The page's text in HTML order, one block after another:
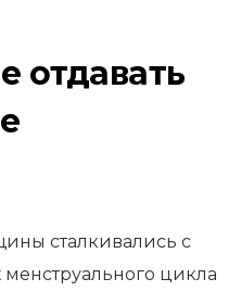
отдавать
сталкивались с
цикла